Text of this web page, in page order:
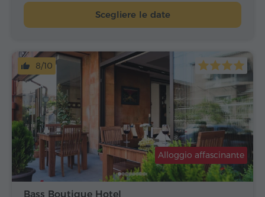
Scegliere le date
Bass Boutique Hotel
Alloggio affascinante
8/10